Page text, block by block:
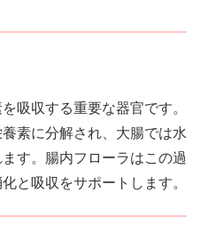
吸収する重要な器官です。
素に分解され、大腸では水
す。腸内フローラはこの過
と吸収をサポートします。